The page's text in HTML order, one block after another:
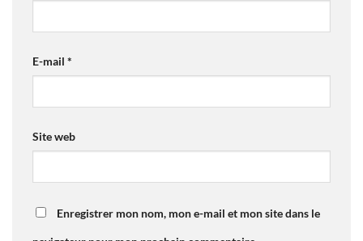
E-mail *
Site web
Enregistrer mon nom, mon e-mail et mon site dans le